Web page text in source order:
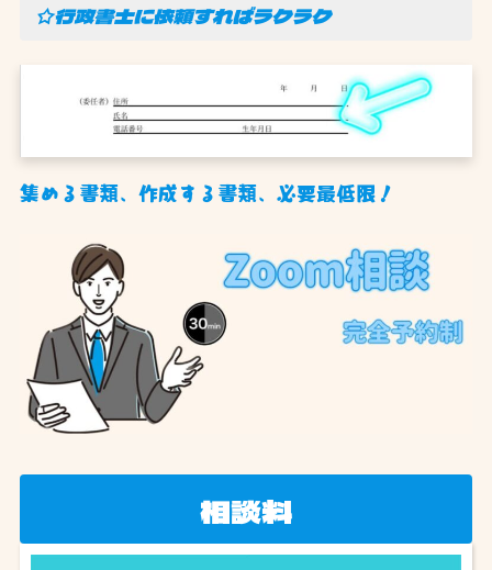
☆行政書士に依頼すればラクラク
集める書類、作成する書類、必要最低限！
相談料